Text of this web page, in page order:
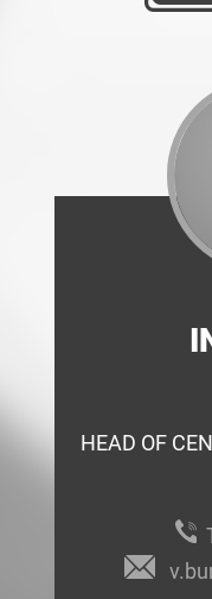
HEAD OF